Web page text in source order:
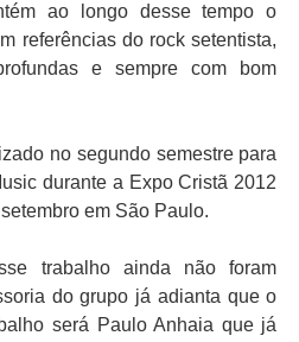
ao longo desse tempo o
referências do rock setentista,
e sempre com bom
no segundo semestre para
durante a Expo Cristã 2012
em São Paulo.
trabalho ainda não foram
do grupo já adianta que o
será Paulo Anhaia que já